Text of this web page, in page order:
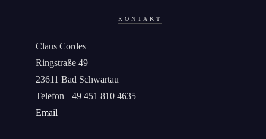
KONTAKT
Claus Cordes
Ringstraße 49
23611 Bad Schwartau
Telefon +49 451 810 4635
Email